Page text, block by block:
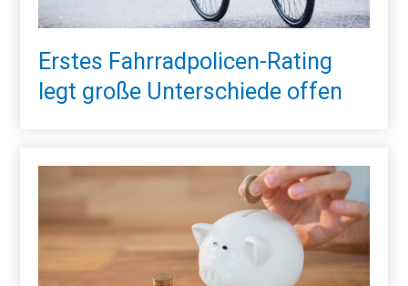
Erstes Fahrradpolicen-Rating
legt große Unterschiede offen